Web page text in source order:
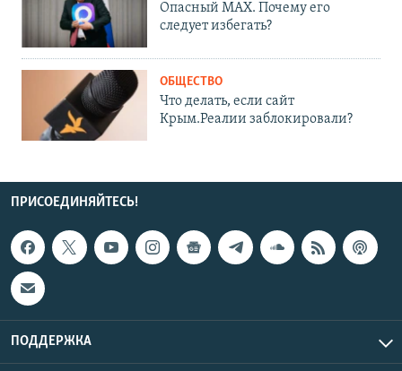
Опасный MAX. Почему его
следует избегать?
ОБЩЕСТВО
Что делать, если сайт
Крым.Реалии заблокировали?
ПРИСОЕДИНЯЙТЕСЬ!
ПОДДЕРЖКА